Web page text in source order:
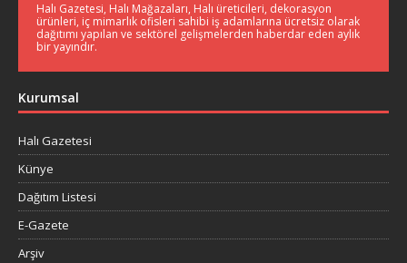
Halı Gazetesi, Halı Mağazaları, Halı üreticileri, dekorasyon
ürünleri, iç mimarlık ofisleri sahibi iş adamlarına ücretsiz olarak
dağıtımı yapılan ve sektörel gelişmelerden haberdar eden aylık
bir yayındır.
Kurumsal
Halı Gazetesi
Künye
Dağıtım Listesi
E-Gazete
Arşiv